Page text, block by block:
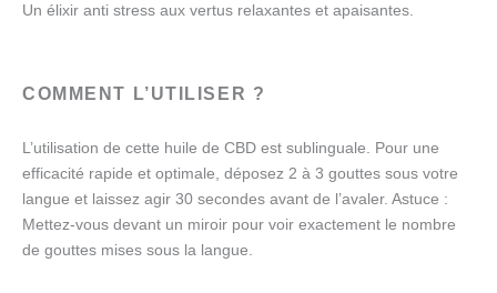
Un élixir anti stress aux vertus relaxantes et apaisantes.
COMMENT L’UTILISER ?
L’utilisation de cette huile de CBD est sublinguale. Pour une
efficacité rapide et optimale, déposez 2 à 3 gouttes sous votre
langue et laissez agir 30 secondes avant de l’avaler. Astuce :
Mettez-vous devant un miroir pour voir exactement le nombre
de gouttes mises sous la langue.